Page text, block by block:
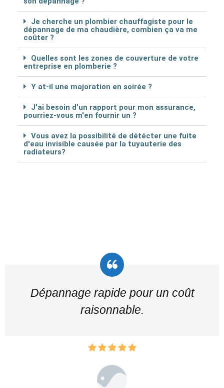
Je cherche un plombier chauffagiste pour le
dépannage de ma chaudière, combien ça va me
coûter ?
Quelles sont les zones de couverture de votre
entreprise en plomberie ?
Y at-il une majoration en soirée ?
J'ai besoin d'un rapport pour mon assurance,
pourriez-vous m'en fournir un ?
Vous avez la possibilité de détécter une fuite
d'eau invisible causée par la tuyauterie des
radiateurs?
Dépannage rapide pour un coût
raisonnable.